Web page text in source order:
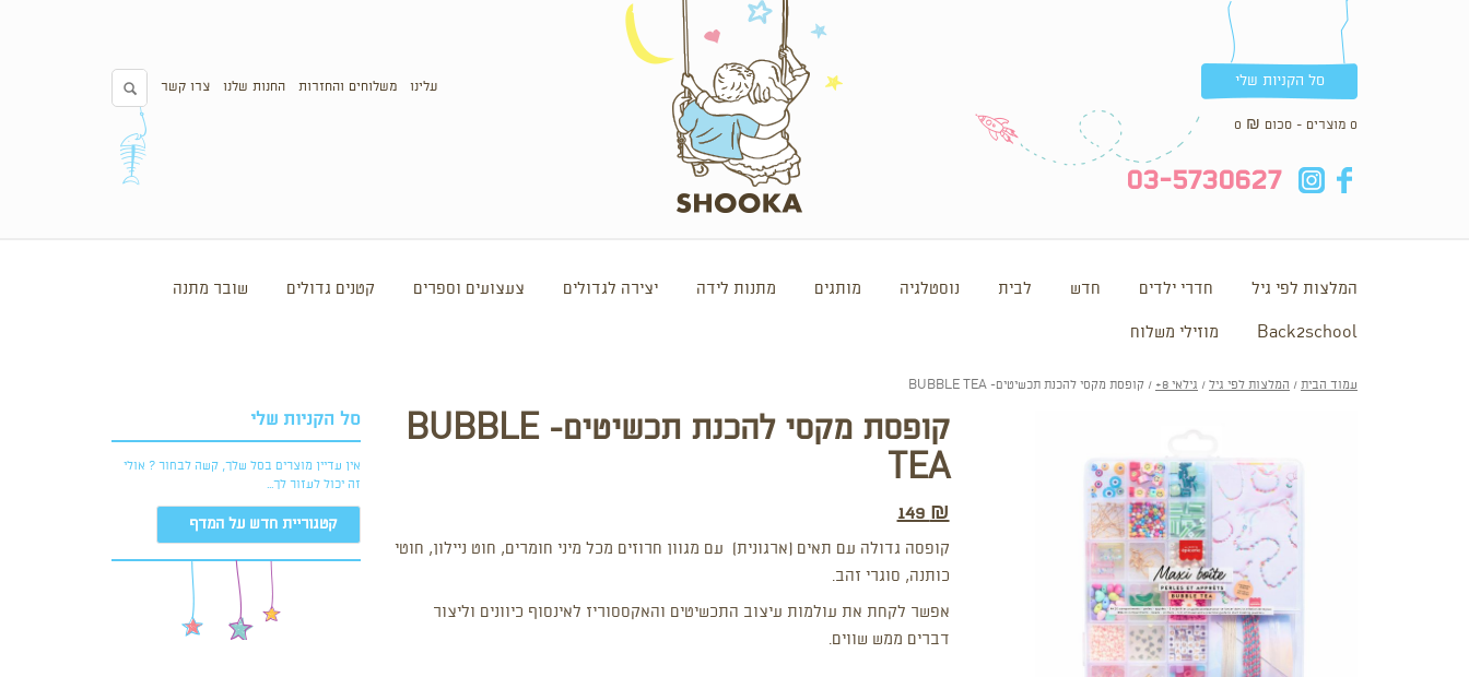
עלינו משלוחים והחזרות החנות שלנו צרו קשר סל הקניות שלי
0 מוצרים - סכום 0 ₪
fb
in
03-5730627
המלצות לפי גיל חדרי ילדים חדש לבית נוסטלגיה מותגים מתנות לידה יצירה לגדולים צעצועים וספרים קטנים גדולים
Back2school מוזילי משלוח
שובר מתנה
עמוד הבית / המלצות לפי גיל / גילאי 8+ / קופסת מקסי להכנת תכשיטים- BUBBLE TEA
קופסת מקסי להכנת תכשיטים- BUBBLE
TEA
149 ₪
קופסה גדולה עם תאים (ארגונית) עם מגוון חרוזים מכל מיני חומרים, חוט ניילון, חוטי
כותנה, סוגרי זהב.
אפשר לקחת את עולמות עיצוב התכשיטים והאקססוריז לאינסוף כיוונים וליצור
דברים ממש שווים.
סל הקניות שלי
אין עדיין מוצרים בסל שלך, קשה לבחור ? אולי
זה יכול לעזור לך...
קטגוריית חדש על המדף